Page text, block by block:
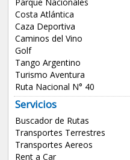
Costa Atlántica
Caza Deportiva
Caminos del Vino
Golf
Tango Argentino
Turismo Aventura
Ruta Nacional N° 40
Servicios
Buscador de Rutas
Transportes Terrestres
Transportes Aereos
Rent a Car